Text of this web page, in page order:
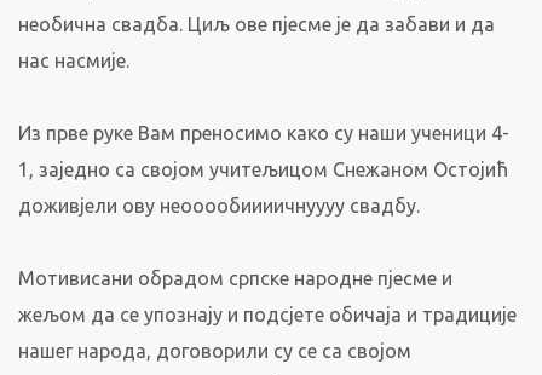
необична свадба. Циљ ове пјесме је да забави и да
нас насмије.
Из прве руке Вам преносимо како су наши ученици 4-
1, заједно са својом учитељицом Снежаном Остојић
доживјели ову неооообиииичнуууу свадбу.
Мотивисани обрадом српске народне пјесме и
жељом да се упознају и подсјете обичаја и традиције
нашег народа, договорили су се са својом